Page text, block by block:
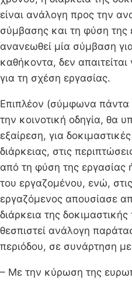
είναι ανάλογη προς την
σύμβασης και τη φύση της
ανανεωθεί μία σύμβαση
καθήκοντα, δεν
για τη σχέση εργασίας.
Επιπλέον (σύμφωνα πάντα
την κοινοτική οδηγία, θα
εξαίρεση, για
διάρκειας, στις
από τη φύση της εργασίας
του εργαζομένου, ενώ,
εργαζόμενος απουσίασε
διάρκεια της
θεσπιστεί ανάλογη
περιόδου, σε συνάρτηση
– Με την κύρωση της